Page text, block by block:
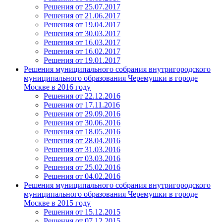
Решения от 25.07.2017
Решения от 21.06.2017
Решения от 19.04.2017
Решения от 30.03.2017
Решения от 16.03.2017
Решения от 16.02.2017
Решения от 19.01.2017
Решения муниципального собрания внутригородского
муниципального образования Черемушки в городе
Москве в 2016 году
Решения от 22.12.2016
Решения от 17.11.2016
Решения от 29.09.2016
Решения от 30.06.2016
Решения от 18.05.2016
Решения от 28.04.2016
Решения от 31.03.2016
Решения от 03.03.2016
Решения от 25.02.2016
Решения от 04.02.2016
Решения муниципального собрания внутригородского
муниципального образования Черемушки в городе
Москве в 2015 году
Решения от 15.12.2015